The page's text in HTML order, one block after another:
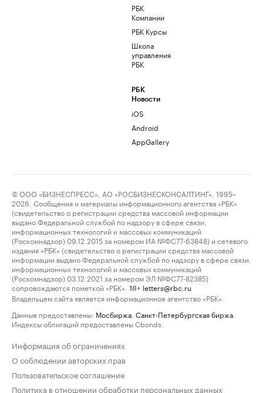
РБК
Компании
РБК Курсы
Школа
управления
РБК
РБК
Новости
iOS
Android
AppGallery
© ООО «БИЗНЕСПРЕСС», АО «РОСБИЗНЕСКОНСАЛТИНГ», 1995–
2026. Сообщения и материалы информационного агентства «РБК»
(свидетельство о регистрации средства массовой информации
выдано Федеральной службой по надзору в сфере связи,
информационных технологий и массовых коммуникаций
(Роскомнадзор) 09.12.2015 за номером ИА №ФС77-63848) и сетевого
издания «РБК» (свидетельство о регистрации средства массовой
информации выдано Федеральной службой по надзору в сфере связи,
информационных технологий и массовых коммуникаций
(Роскомнадзор) 03.12.2021 за номером ЭЛ №ФС77-82385)
сопровождаются пометкой «РБК».
18+ letters@rbc.ru
Владельцем сайта является информационное агентство «РБК».
Данные предоставлены: Мосбиржа Санкт-Петербургская биржа
Индексы облигаций предоставлены Cbonds.
Информация об ограничениях
О соблюдении авторских прав
Пользовательское соглашение
Политика в отношении обработки персональных данных